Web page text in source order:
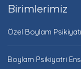
Birimlerimiz
Özel Boylam
Boylam Psikiyatri